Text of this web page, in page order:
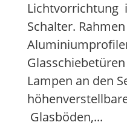
Lichtvorrichtung
Schalter.
Lampen an den
Glasböden,...